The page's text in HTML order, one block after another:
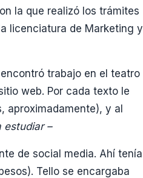
la que realizó los trámites
licenciatura de Marketing y
trabajo en el teatro
web. Por cada texto le
aproximadamente), y al
estudiar –
de social media. Ahí tenía
Tello se encargaba